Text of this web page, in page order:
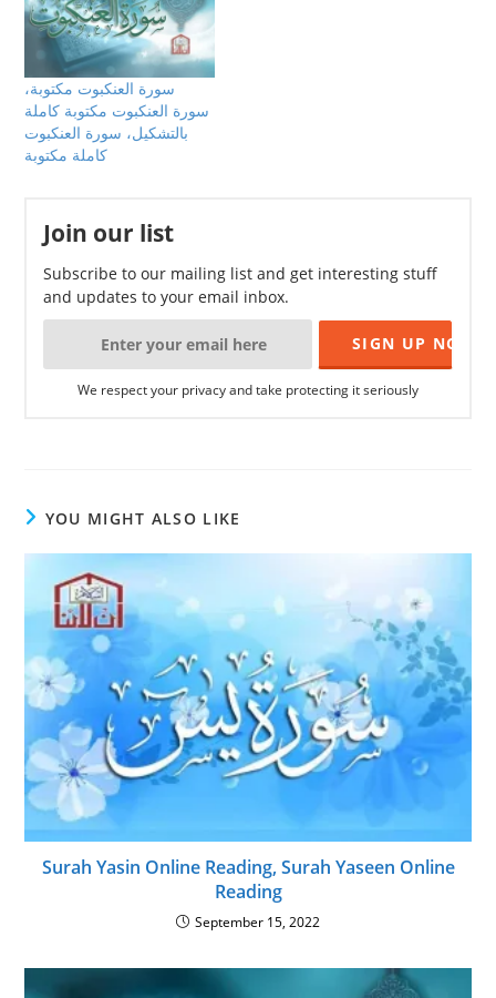
سورة العنكبوت مكتوبة،
سورة العنكبوت مكتوبة كاملة
بالتشكيل، سورة العنكبوت
كاملة مكتوبة
Join our list
Subscribe to our mailing list and get interesting stuff
and updates to your email inbox.
We respect your privacy and take protecting it seriously
YOU MIGHT ALSO LIKE
Surah Yasin Online Reading, Surah Yaseen Online
Reading
September 15, 2022